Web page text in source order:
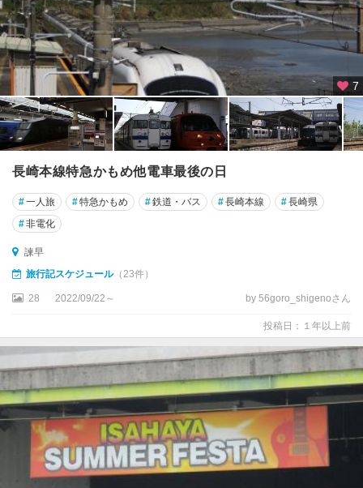
7
長崎本線特急かもめ他電車最後の日
#一人旅 #特急かもめ #鉄道・バス #長崎本線 #長崎県
#非電化
諫早
旅行記スケジュール（23件）
28 2022/09/22～ by 56goro_shigenoさん
投稿日：１年以上前